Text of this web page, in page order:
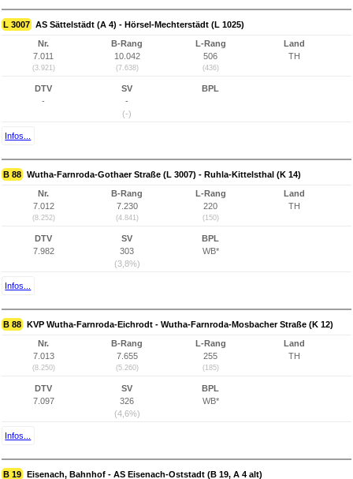
L 3007 AS Sättelstädt (A 4) - Hörsel-Mechterstädt (L 1025)
Nr.
7.011
(3.921)
B-Rang
10.042
(7.638)
L-Rang
506
(436)
Land
TH
DTV
-
SV
-
(-)
BPL
Infos...
B 88 Wutha-Farnroda-Gothaer Straße (L 3007) - Ruhla-Kittelsthal (K 14)
Nr.
7.012
(8.252)
B-Rang
7.230
(4.841)
L-Rang
220
(150)
Land
TH
DTV
7.982
SV
303
(3,8%)
BPL
WB*
Infos...
B 88 KVP Wutha-Farnroda-Eichrodt - Wutha-Farnroda-Mosbacher Straße (K 12)
Nr.
7.013
(8.250)
B-Rang
7.655
(5.260)
L-Rang
255
(185)
Land
TH
DTV
7.097
SV
326
(4,6%)
BPL
WB*
Infos...
B 19 Eisenach, Bahnhof - AS Eisenach-Oststadt (B 19, A 4 alt)